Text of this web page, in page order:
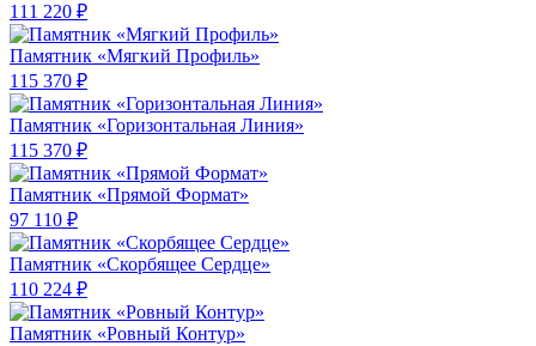
111 220 ₽
Памятник «Мягкий Профиль»
115 370 ₽
Памятник «Горизонтальная Линия»
115 370 ₽
Памятник «Прямой Формат»
97 110 ₽
Памятник «Скорбящее Сердце»
110 224 ₽
Памятник «Ровный Контур»